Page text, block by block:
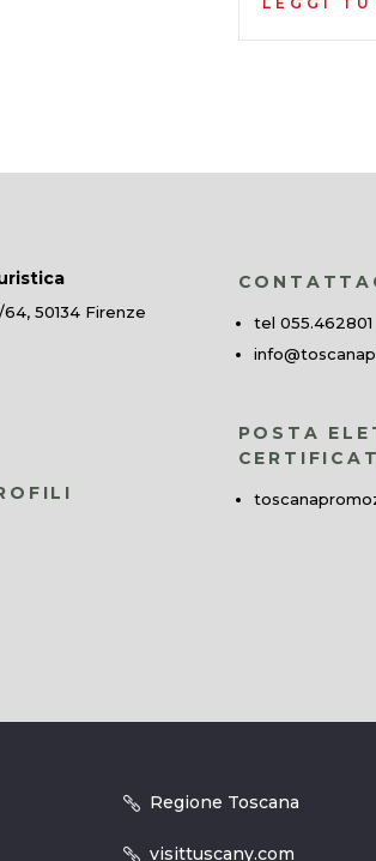
50134 Firenze
tel 055.462801
POSTA
Regione Toscana
visittuscany.com